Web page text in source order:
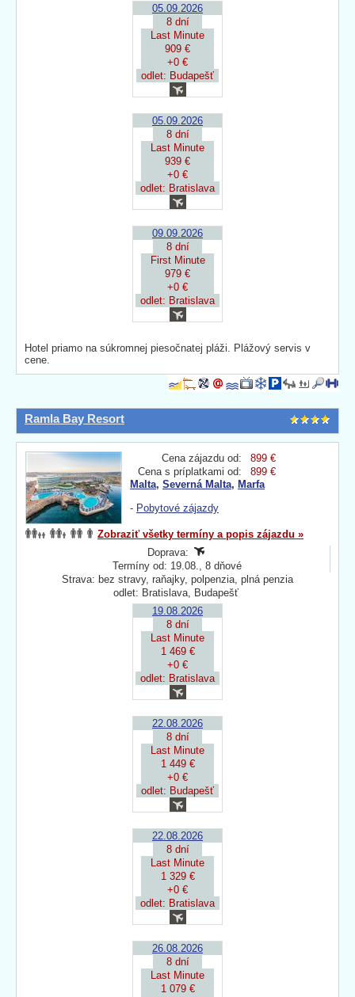
05.09.2026
8 dní
Last Minute
909 €
+0 €
odlet: Budapešť
05.09.2026
8 dní
Last Minute
939 €
+0 €
odlet: Bratislava
09.09.2026
8 dní
First Minute
979 €
+0 €
odlet: Bratislava
Hotel priamo na súkromnej piesočnatej pláži. Plážový servis v
cene.
Ramla Bay Resort
Cena zájazdu od:
899 €
Cena s príplatkami od:
899 €
Malta, Severná Malta, Marfa
- Pobytové zájazdy
Zobraziť všetky termíny a popis zájazdu »
Doprava:
Termíny od: 19.08., 8 dňové
Strava: bez stravy, raňajky, polpenzia, plná penzia
odlet: Bratislava, Budapešť
19.08.2026
8 dní
Last Minute
1 469 €
+0 €
odlet: Bratislava
22.08.2026
8 dní
Last Minute
1 449 €
+0 €
odlet: Budapešť
22.08.2026
8 dní
Last Minute
1 329 €
+0 €
odlet: Bratislava
26.08.2026
8 dní
Last Minute
1 079 €